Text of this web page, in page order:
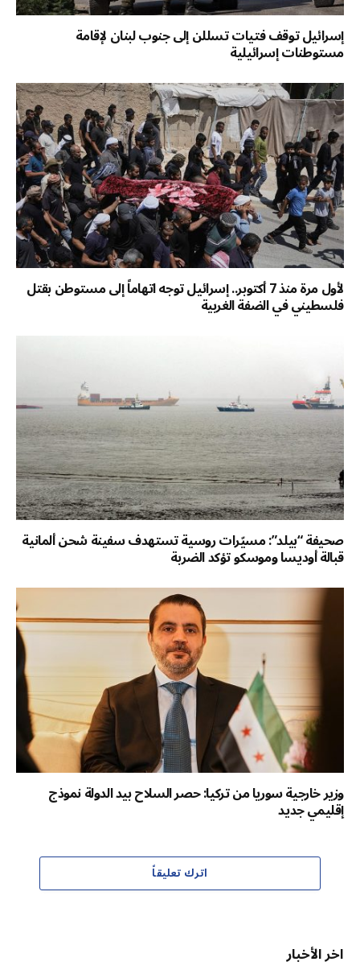
إسرائيل توقف فتيات تسللن إلى جنوب لبنان لإقامة
مستوطنات إسرائيلية
لأول مرة منذ 7 أكتوبر.. إسرائيل توجه اتهاماً إلى مستوطن بقتل
فلسطيني في الضفة الغربية
صحيفة “بيلد”: مسيّرات روسية تستهدف سفينة شحن ألمانية
قبالة أوديسا وموسكو تؤكد الضربة
وزير خارجية سوريا من تركيا: حصر السلاح بيد الدولة نموذج
إقليمي جديد
اترك تعليقاً
اخر الأخبار